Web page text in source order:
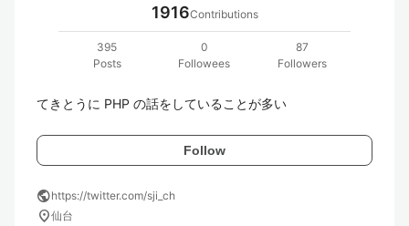
1916Contributions
395
Posts
0
Followees
87
Followers
てきとうに PHP の話をしていることが多い
Follow
publichttps://twitter.com/sji_ch
location_on仙台